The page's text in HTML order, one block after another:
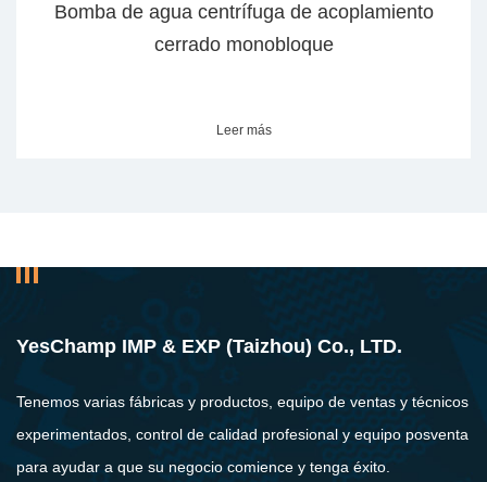
Bomba de agua centrífuga de acoplamiento
cerrado monobloque
Leer más
YesChamp IMP & EXP (Taizhou) Co., LTD.
Tenemos varias fábricas y productos, equipo de ventas y técnicos
experimentados, control de calidad profesional y equipo posventa
para ayudar a que su negocio comience y tenga éxito.